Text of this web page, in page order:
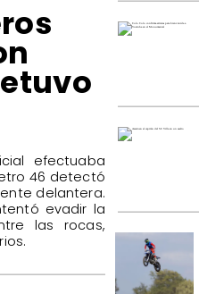
efectuaba
46 detectó
delantera.
evadir la
las rocas,